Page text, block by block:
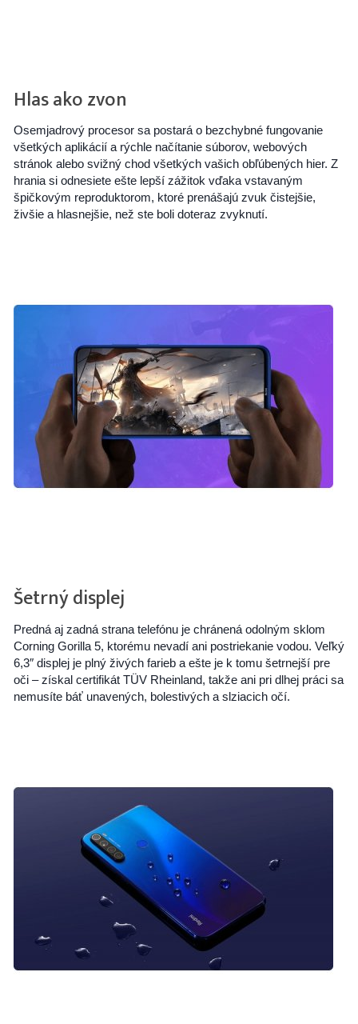
Hlas ako zvon
Osemjadrový procesor sa postará o bezchybné fungovanie
všetkých aplikácií a rýchle načítanie súborov, webových
stránok alebo svižný chod všetkých vašich obľúbených hier. Z
hrania si odnesiete ešte lepší zážitok vďaka vstavaným
špičkovým reproduktorom, ktoré prenášajú zvuk čistejšie,
živšie a hlasnejšie, než ste boli doteraz zvyknutí.
Šetrný displej
Predná aj zadná strana telefónu je chránená odolným sklom
Corning Gorilla 5, ktorému nevadí ani postriekanie vodou. Veľký
6,3″ displej je plný živých farieb a ešte je k tomu šetrnejší pre
oči – získal certifikát TÜV Rheinland, takže ani pri dlhej práci sa
nemusíte báť unavených, bolestivých a slziacich očí.